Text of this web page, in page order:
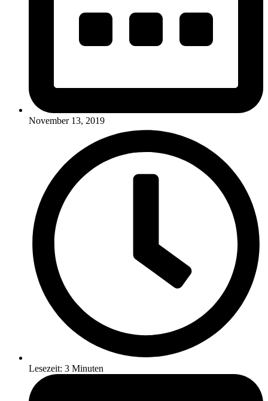
November 13, 2019
Lesezeit: 3 Minuten